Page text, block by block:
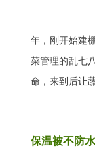
年，刚开始建
菜管理的乱七
命，来到后让
保温被不防